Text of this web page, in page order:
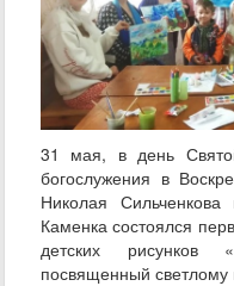
31 мая, в день
богослужения в
Николая
Каменка состоялся
детских
посвященный светлому